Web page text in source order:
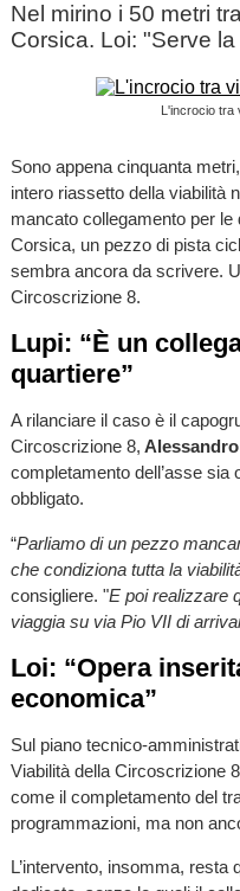
Nel mirino i 50 metri
Corsica. Loi: "Serve
L'incrocio tra
Sono appena cinquanta
intero riassetto della viabilità
mancato collegamento per
Corsica, un pezzo di pista
sembra ancora da scrivere.
Circoscrizione 8.
Lupi: “È un
quartiere”
A rilanciare il caso è il
Circoscrizione 8,
completamento dell’asse sia
obbligato.
“Parliamo di un pezzo
che condiziona tutta la
consigliere. "E poi realizzare
viaggia su via Pio VII di
Loi: “Opera
economica”
Sul piano tecnico-
Viabilità della Circoscrizione
come il completamento del
programmazioni, ma non
L’intervento, insomma, resta